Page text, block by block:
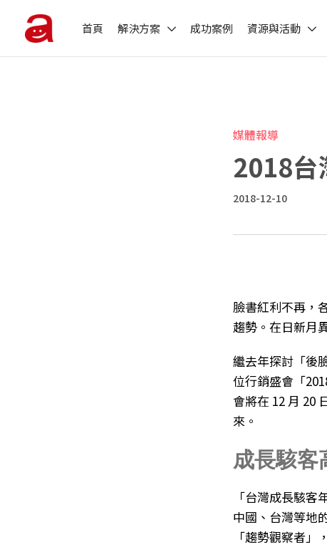
首頁 解決方案 成功案例 資源與活動
媒體報導
2018台
2018-12-10
臉書紅利不再，
趨勢。在日新月
繼去年探討「後
位行銷盛會「
會將在 12 月 20
來。
成長駭
「台灣成長駭
中國、台灣等地
「趨勢觀察者